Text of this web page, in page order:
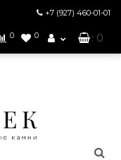
+7 (927) 460-01-01
0 0 : 0